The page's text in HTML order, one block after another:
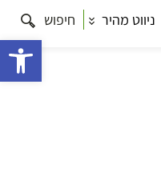
ניווט מהיר חיפוש